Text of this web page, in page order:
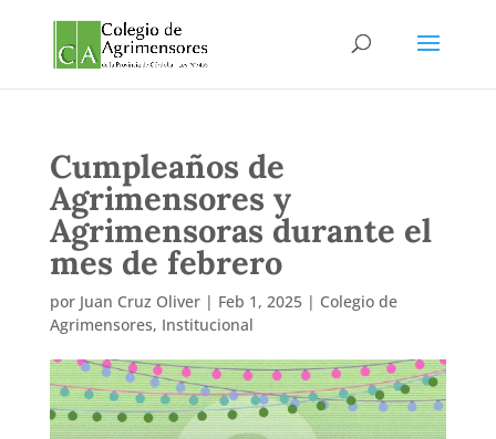
Cumpleaños de
Agrimensores y
Agrimensoras durante el
mes de febrero
por Juan Cruz Oliver| Feb 1, 2025| Colegio de
Agrimensores, Institucional